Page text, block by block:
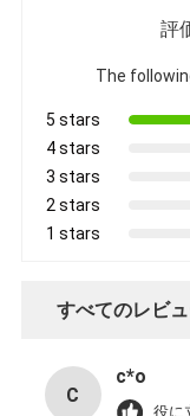
評
The
5 stars
4 stars
3 stars
2 stars
1 stars
すべてのレビ
C
c*o
役に